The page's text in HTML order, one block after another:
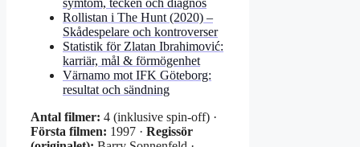
symtom, tecken och diagnos
Rollistan i The Hunt (2020) –
Skådespelare och kontroverser
Statistik för Zlatan Ibrahimović:
karriär, mål & förmögenhet
Värnamo mot IFK Göteborg:
resultat och sändning
Antal filmer: 4 (inklusive spin-off) ·
Första filmen: 1997 · Regissör